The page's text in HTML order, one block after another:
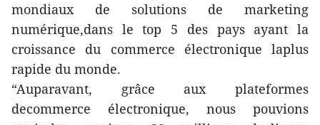
mondiaux de solutions de marketing
numérique,dans le top 5 des pays ayant la
croissance du commerce électronique laplus
rapide du monde.
“Auparavant, grâce aux plateformes
decommerce électronique, nous pouvions